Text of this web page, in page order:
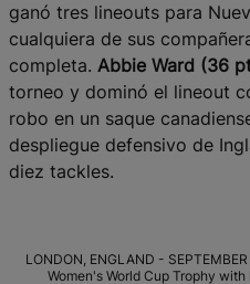
ganó tres lineouts para
cualquiera de sus
completa. Abbie Ward (36
torneo y dominó el lineout
robo en un saque
despliegue defensivo de
diez tackles.
LONDON, ENGLAND -
Women's World Cup Trophy